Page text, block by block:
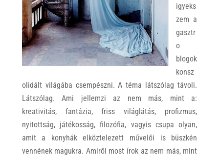
igyeks
zem a
gasztr
o
blogok
konsz
olidált világába csempészni. A téma látszólag távoli.
Látszólag. Ami jellemzi az nem más, mint a:
kreativitás, fantázia, friss világlátás, profizmus,
nyitottság, játékosság, filozófia, vagyis csupa olyan,
amit a konyhák elköztelezett művelői is büszkén
vennének magukra. Amiről most írok az nem más, mint